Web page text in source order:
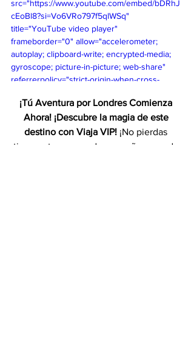
src="https://www.youtube.com/embed/bDRhJ
cEoBl8?si=Vo6VRo797f5qlWSq"
title="YouTube video player"
frameborder="0" allow="accelerometer;
autoplay; clipboard-write; encrypted-media;
gyroscope; picture-in-picture; web-share"
referrerpolicy="strict-origin-when-cross-
¡Tú Aventura por Londres Comienza
Ahora! ¡Descubre la magia de este
destino con Viaja VIP! ¡No pierdas
tiempo, tu escape de ensueño aguarda